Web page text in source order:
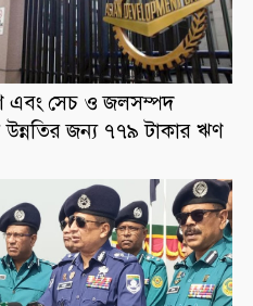
এবং সেচ ও জলসম্পদ
উন্নতির জন্য ৭৭৯ টাকার ঋণ